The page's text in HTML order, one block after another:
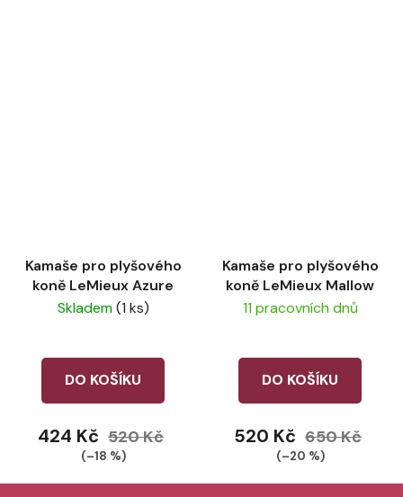
Kamaše pro plyšového
koně LeMieux Azure
Skladem(1 ks)
DO KOŠÍKU
424 Kč 520 Kč
(–18 %)
Kamaše pro plyšového
koně LeMieux Mallow
11 pracovních dnů
DO KOŠÍKU
520 Kč 650 Kč
(–20 %)